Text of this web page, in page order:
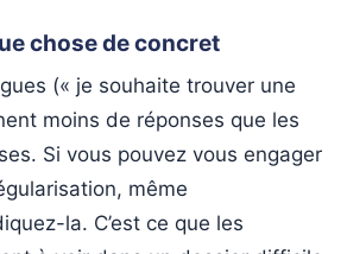
chose de concret
(« je souhaite trouver une
moins de réponses que les
Si vous pouvez vous engager
même
la. C’est ce que les